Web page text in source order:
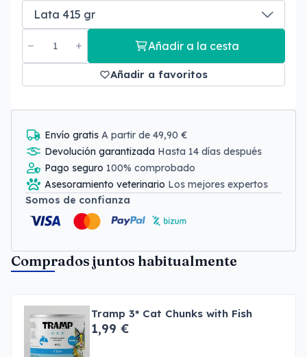
Añadir a la cesta
Añadir a favoritos
Envío gratis A partir de 49,90 €
Devolución garantizada Hasta 14 días después
Pago seguro 100% comprobado
Asesoramiento veterinario Los mejores expertos
Somos de confianza
Comprados juntos habitualmente
Tramp 3* Cat Chunks with Fish
1,99 €